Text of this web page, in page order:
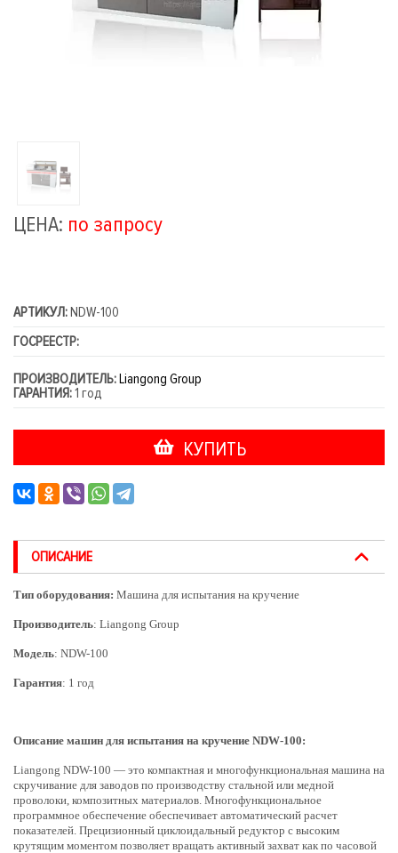
ЦЕНА: по запросу
АРТИКУЛ:NDW-100
ГОСРЕЕСТР:
ПРОИЗВОДИТЕЛЬ:Liangong Group
ГАРАНТИЯ:1 год
КУПИТЬ
ОПИСАНИЕ
Тип оборудования: Машина для испытания на кручение
Производитель: Liangong Group
Модель: NDW-100
Гарантия: 1 год
Описание машин для испытания на кручение NDW-100:
Liangong NDW-100 — это компактная и многофункциональная машина на
скручивание для заводов по производству стальной или медной
проволоки, композитных материалов. Многофункциональное
программное обеспечение обеспечивает автоматический расчет
показателей. Прецизионный циклоидальный редуктор с высоким
крутящим моментом позволяет вращать активный захват как по часовой